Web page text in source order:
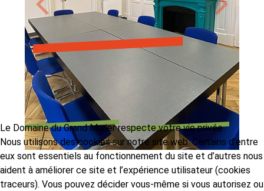
Le Domaine du Grand Murier respecte votre vie privée
Nous utilisons des cookies sur notre site web. Certains d’entre
eux sont essentiels au fonctionnement du site et d’autres nous
aident à améliorer ce site et l’expérience utilisateur (cookies
traceurs). Vous pouvez décider vous-même si vous autorisez ou